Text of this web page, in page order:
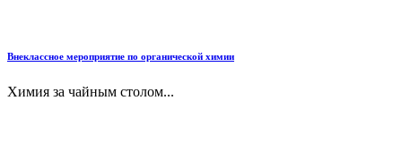
Внеклассное мероприятие по органической химии
Химия за чайным столом...